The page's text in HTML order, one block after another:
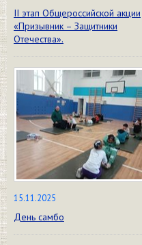
II этап Общероссийской акции
«Призывник – Защитники
Отечества».
15.11.2025
День самбо